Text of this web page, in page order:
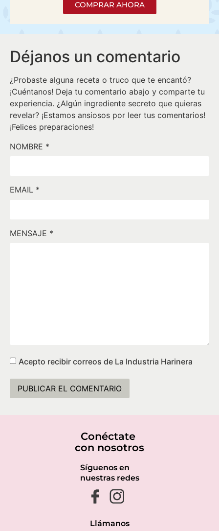
COMPRAR AHORA
Déjanos un comentario
¿Probaste alguna receta o truco que te encantó?
¡Cuéntanos! Deja tu comentario abajo y comparte tu
experiencia. ¿Algún ingrediente secreto que quieras
revelar? ¡Estamos ansiosos por leer tus comentarios!
¡Felices preparaciones!
NOMBRE *
EMAIL *
MENSAJE *
Acepto recibir correos de La Industria Harinera
Conéctate
con nosotros
Síguenos en
nuestras redes
Llámanos